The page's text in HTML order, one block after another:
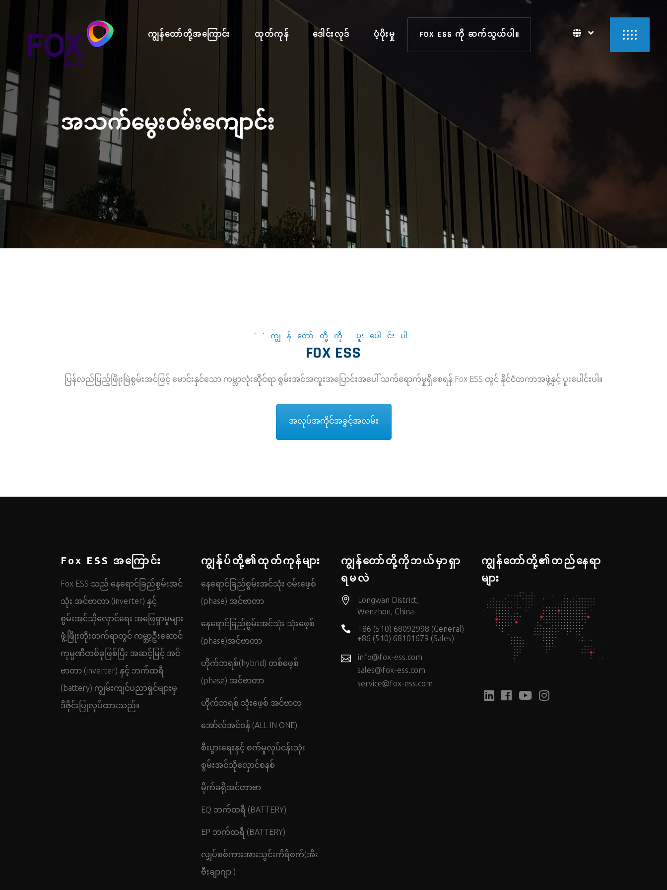
ကျွန်တော်တို့အကြောင်း ထုတ်ကုန် ဒေါင်းလုဒ် ပံ့ပိုးမှု FOX ESS ကို ဆက်သွယ်ပါ။
အသက်မွေးဝမ်းကျောင်း
``ကျွန်တော်တို့ကို ပူးပေါင်းပါ
FOX ESS
ပြန်လည်ပြည့်ဖြိုးမြဲစွမ်းအင်ဖြင့် မောင်းနှင်သော ကမ္ဘာလုံးဆိုင်ရာ စွမ်းအင်အကူးအပြောင်းအပေါ် သက်ရောက်မှုရှိစေရန် Fox ESS တွင် နိုင်ငံတကာအဖွဲ့နှင့် ပူးပေါင်းပါ။
အလုပ်အကိုင်အခွင့်အလမ်း
Fox ESS အကြောင်း
Fox ESS သည် နေရောင်ခြည်စွမ်းအင်
သုံး အင်ဗာတာ (inverter) နှင့်
စွမ်းအင်သိုလှောင်ရေး အဖြေရှာမှုများ
ဖွံ့ဖြိုးတိုးတက်ရာတွင် ကမ္ဘာ့ဦးဆောင်
ကုမ္ပဏီတစ်ခုဖြစ်ပြီး အဆင့်မြင့် အင်
ဗာတာ (inverter) နှင့် ဘက်ထရီ
(battery) ကျွမ်းကျင်ပညာရှင်များမှ
ဒီဇိုင်းပြုလုပ်ထားသည်။
ကျွန်ုပ်တို့၏ထုတ်ကုန်များ
နေရောင်ခြည်စွမ်းအင်သုံး ၀မ်းဖေ့စ်
(phase) အင်ဗာတာ
နေရောင်ခြည်စွမ်းအင်သုံး သုံးဖေ့စ်
(phase)အင်ဗာတာ
ဟိုက်ဘရစ်(hybrid) တစ်ဖေ့စ်
(phase) အင်ဗာတာ
ဟိုက်ဘရစ် သုံးဖေ့စ် အင်ဗာတ
အော်လ်အင်ဝန် (ALL IN ONE)
စီးပွားရေးနှင့် စက်မှုလုပ်ငန်းသုံး
စွမ်းအင်သိုလှောင်စနစ်
မိုက်ခရိုအင်တာဗာ
EQ ဘက်ထရီ (BATTERY)
EP ဘက်ထရီ (BATTERY)
လျှပ်စစ်ကားအားသွင်းကိရိစက်(အီး
ဗီးချာဂျာ )
ကျွန်တော်တို့ကိုဘယ်မှာရှာ
ရမလဲ
Longwan District,
Wenzhou, China
+86 (510) 68092998 (General)
+86 (510) 68101679 (Sales)
info@fox-ess.com
sales@fox-ess.com
service@fox-ess.com
ကျွန်တော်တို့၏တည်နေရာ
များ